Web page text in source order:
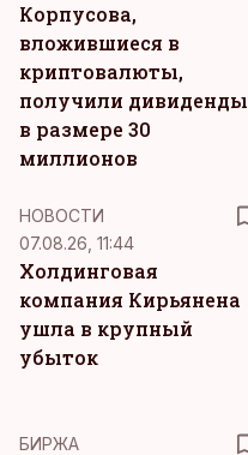
Корпусова,
вложившиеся в
криптовалюты,
получили дивиденды
в размере 30
миллионов
НОВОСТИ
07.08.26, 11:44
Холдинговая
компания Кирьянена
ушла в крупный
убыток
БИРЖА